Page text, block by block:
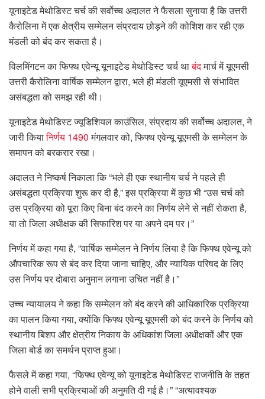
यूनाइटेड मेथोडिस्ट चर्च की सर्वोच्च अदालत ने फैसला सुनाया है कि उत्तरी
कैरोलिना में एक क्षेत्रीय सम्मेलन संप्रदाय छोड़ने की कोशिश कर रही एक
मंडली को बंद कर सकता है।
विलमिंगटन का फिफ्थ एवेन्यू यूनाइटेड मेथोडिस्ट चर्च थाबंदमार्च में यूएमसी
उत्तरी कैरोलिना वार्षिक सम्मेलन द्वारा, भले ही मंडली यूएमसी से संभावित
असंबद्धता को समझ रही थी।
यूनाइटेड मेथोडिस्ट ज्यूडिशियल काउंसिल, संप्रदाय की सर्वोच्च अदालत, ने
जारी कियानिर्णय 1490मंगलवार को, फिफ्थ एवेन्यू यूएमसी के सम्मेलन के
समापन को बरकरार रखा।
अदालत ने निष्कर्ष निकाला कि “भले ही एक स्थानीय चर्च ने पहले ही
असंबद्धता प्रक्रिया शुरू कर दी है,” इस प्रक्रिया में कुछ भी “उस चर्च को
उस प्रक्रिया को पूरा किए बिना बंद करने का निर्णय लेने से नहीं रोकता है,
या तो जिला अधीक्षक की सिफारिश पर या अपने दम पर।”
निर्णय में कहा गया है, “वार्षिक सम्मेलन ने निर्णय लिया है कि फिफ्थ एवेन्यू को
औपचारिक रूप से बंद कर दिया जाना चाहिए, और न्यायिक परिषद के लिए
उस निर्णय पर दोबारा अनुमान लगाना उचित नहीं है।”
उच्च न्यायालय ने कहा कि सम्मेलन को बंद करने की आधिकारिक प्रक्रिया
का पालन किया गया, क्योंकि फिफ्थ एवेन्यू यूएमसी को बंद करने के निर्णय को
स्थानीय बिशप और क्षेत्रीय निकाय के अधिकांश जिला अधीक्षकों और एक
जिला बोर्ड का समर्थन प्राप्त हुआ।
फैसले में कहा गया, “फिफ्थ एवेन्यू को यूनाइटेड मेथोडिस्ट राजनीति के तहत
होने वाली सभी प्रक्रियाओं की अनुमति दी गई है।” “अत्यावश्यक